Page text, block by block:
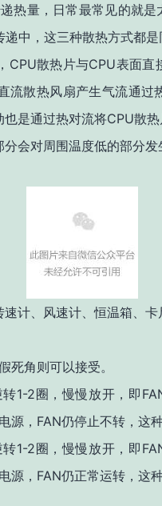
热量，日常最常见的就
中，这三种散热方式都
CPU散热片与CPU表面直
流散热风扇产生气流通过
也是通过热对流将CPU散热
会对周围温度低的部分发
速计、风速计、恒温箱、卡
死角则可以接受。
转1-2 圈，慢慢放开，即
源， FAN仍停止不转，这
转1-2 圈，慢慢放开，即
源， FAN仍正常运转，这